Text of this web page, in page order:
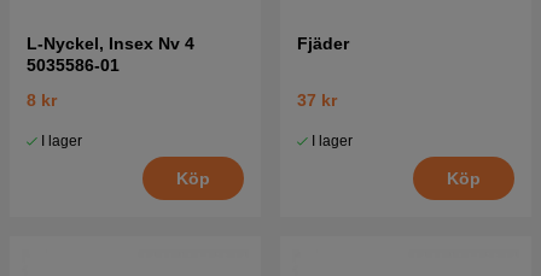
L-Nyckel, Insex Nv 4
5035586-01
8 kr
I lager
Köp
Fjäder
37 kr
I lager
Köp